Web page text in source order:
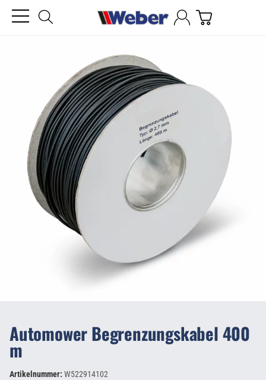
Automower Begrenzungskabel 400
m
Artikelnummer: W522914102